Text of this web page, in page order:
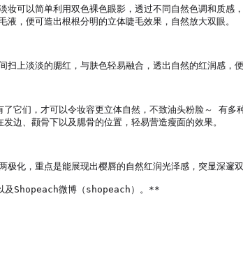
妆可以简单利用双色裸色眼影，透过不同自然色调和质
，便可造出根根分明的立体睫毛效果，自然放大双眼。
上淡淡的腮红，与肤色轻易融合，透出自然的红润感，便
它们，才可以令妆容更立体自然，不致油头粉脸～ 有
边、颧骨下以及腮骨的位置，轻易营造瘦面的效果。
化，重点是能展现出樱唇的自然红润光泽感，突显深
及Shopeach微博（shopeach）。**